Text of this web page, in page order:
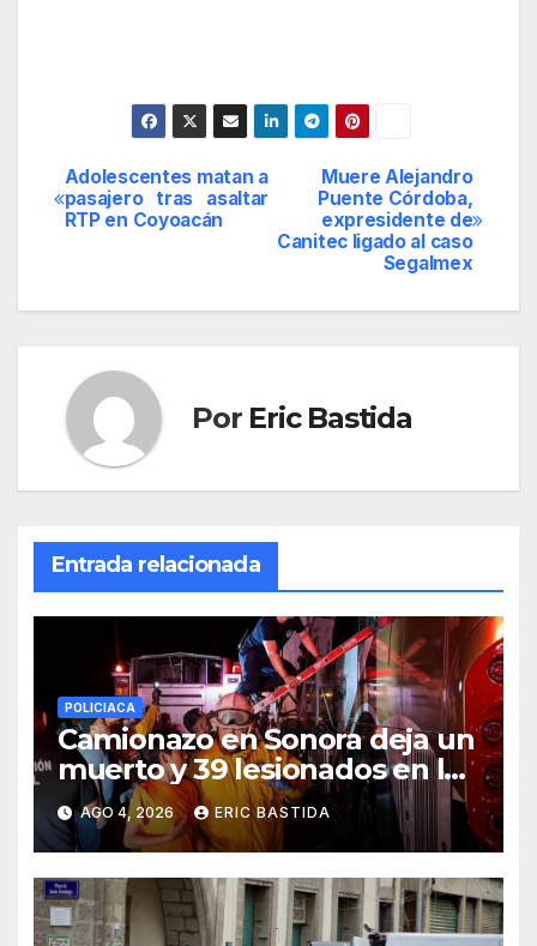
Navegación
de
Muere Alejandro
Puente Córdoba,
expresidente de
Canitec ligado al caso
Segalmex
Adolescentes matan a
pasajero tras asaltar
RTP en Coyoacán
Por Eric Bastida
Entrada relacionada
POLICIACA
Camionazo en Sonora deja un
muerto y 39 lesionados en la
carretera Obregón-Empalme
AGO 4, 2026 ERIC BASTIDA